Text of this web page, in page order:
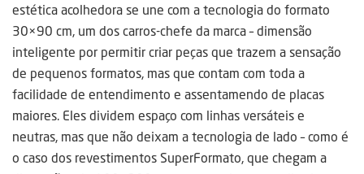
estética acolhedora se une com a tecnologia do formato
30×90 cm, um dos carros-chefe da marca – dimensão
inteligente por permitir criar peças que trazem a sensação
de pequenos formatos, mas que contam com toda a
facilidade de entendimento e assentamendo de placas
maiores. Eles dividem espaço com linhas versáteis e
neutras, mas que não deixam a tecnologia de lado – como é
o caso dos revestimentos SuperFormato, que chegam a